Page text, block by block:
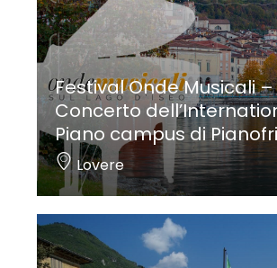
Festival Onde Musicali –
Concerto
Piano campus di
Lovere